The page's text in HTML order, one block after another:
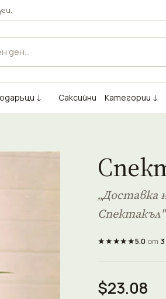
↓ Саксийни Категории ↓
„Доставка
Спектакъл"
★★★★★5.0от
$23.08